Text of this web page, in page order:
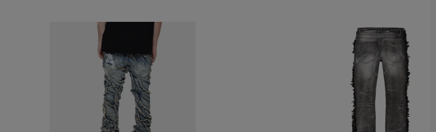
Diese einzigartigen asymmetrischen schwarzen Jeanshosen zeichnen sich durch ein
mehrlagiges, dekonstruiertes Design aus und sind perfekt für alle, die mutige Streetwear-
Mode lieben. Mit ihrem avantgardistischen Look bieten diese Jeans eine bequeme Passform
und setzen gleichzeitig ein starkes Statement im urbanen Stil. Ideal für modebewusste
Personen, die sich von der Masse abheben möchten.